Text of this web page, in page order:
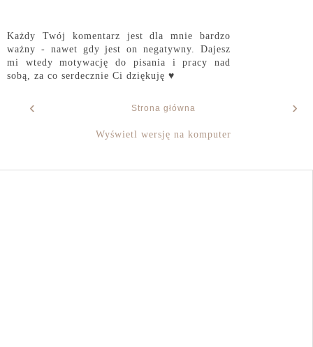
Każdy Twój komentarz jest dla mnie bardzo
ważny - nawet gdy jest on negatywny. Dajesz
mi wtedy motywację do pisania i pracy nad
sobą, za co serdecznie Ci dziękuję ♥
‹ ›
Strona główna
Wyświetl wersję na komputer